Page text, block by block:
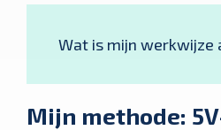
Wat is mijn werkwijze
Mijn methode: